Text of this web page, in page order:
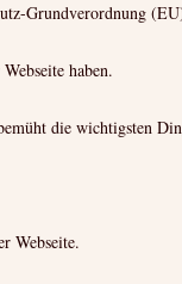
Grundverordnung
haben.
die wichtigsten
Webseite.